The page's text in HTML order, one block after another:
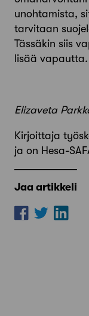
unohtamista,
tarvitaan
Tässäkin siis
lisää vapautta.
Elizaveta
Kirjoittaja
ja on Hesa-
Jaa artikkeli